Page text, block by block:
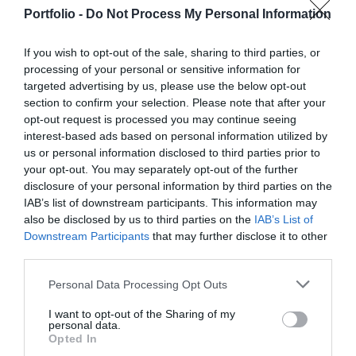
Portfolio - Do Not Process My Personal Information
If you wish to opt-out of the sale, sharing to third parties, or
processing of your personal or sensitive information for
targeted advertising by us, please use the below opt-out
section to confirm your selection. Please note that after your
opt-out request is processed you may continue seeing
interest-based ads based on personal information utilized by
us or personal information disclosed to third parties prior to
your opt-out. You may separately opt-out of the further
disclosure of your personal information by third parties on the
IAB’s list of downstream participants. This information may
also be disclosed by us to third parties on the IAB’s List of
Downstream Participants that may further disclose it to other
Personal Data Processing Opt Outs
I want to opt-out of the Sharing of my
personal data.
Opted In
kereskedők – számára egyaránt hasznos tájékoztatásul
körű bemutatkozási és piacépítési lehetőséget biztosít az
agráriumot kiszolgáló vállalkozások – inputgyártók,
integrátorok, gépforgalmazók, finanszírozási és egyéb
szolgáltatók – számára. A konferencia a tartalmas
programkínálaton túl alkalmat teremt a szakmai
kapcsolatépítésre, a networkingre és az üzleti
tárgyalásokra, a színvonalas szakmai előadások és
kerekasztal-beszélgetések mellett pedig szórakoztató
műsorral járul hozzá a résztvevők feltöltődéséhez és
kikapcsolódásához. A Portfolio Csoport az Agrárszektor
Konferencián adja át tizenegy kategóriában azokat az
évente odaítélhető díjakat, amelyek az agrárium
eredményeinek elismeréséül szolgálnak. A díjakat az
agrárium legmeghatározóbb személyeségeiből áll szakmai
Elképesztő ütemben digitalizálódik az életünk és ezzel
együtt a vállalatok működése, a papír alapú folyamatok
legkomplexebb ügyekben járunk, digitális csatornákon 0-24
órában kommunikálunk, ügyeket intézünk. Ám most a
digitális világot, a belső működést és az ügyfél front-
endeket is feje tetejére állítja az AI-forradalom, és az
agentic AI trend. Az önállóan cselekedni képes AI-
ügynökök, illetve az egyes üzleti, compliance és
adminisztratív folyamatokat támogató AI-eszközök és
vállalti megoldások korábban elképzelhetetlen sebességet
és rendkívüli hatékonyságbeli fejlődési lehetőséget adnak a
cégeknek. MIt kezdünk a megnyert munkaórákkal és a
megspórolt munkaerővel? A core bizniszt is felforgatja a
mesterséges intelligencia? Mire jó a vibe coding?
többek között ezekre a kérdésekre is válaszokat keresünk
és adunk!
RÉSZLETEK & JEGYEK
DEEP TECH 2026
2026. november 18. Radisson Blu Béke Hotel
A következő évtizedek technológiai versenye nem azon dől
azon, ki képes létrehozni, legyártani és birtokolni azokat a
technológiákat, amelyek nélkül mások sem tudnak majd
RÉSZLETEK & JEGYEK